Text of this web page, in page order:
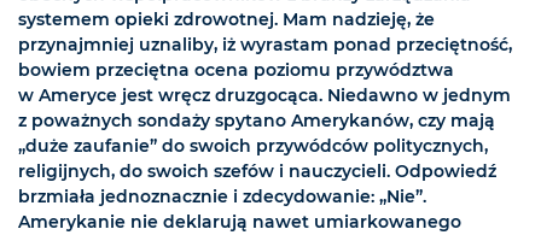
systemem opieki zdrowotnej. Mam nadzieję, że
przynajmniej uznaliby, iż wyrastam ponad przeciętność,
bowiem przeciętna ocena poziomu przywództwa
w Ameryce jest wręcz druzgocąca. Niedawno w jednym
z poważnych sondaży spytano Amerykanów, czy mają
„duże zaufanie” do swoich przywódców politycznych,
religijnych, do swoich szefów i nauczycieli. Odpowiedź
brzmiała jednoznacznie i zdecydowanie: „Nie”.
Amerykanie nie deklarują nawet umiarkowanego